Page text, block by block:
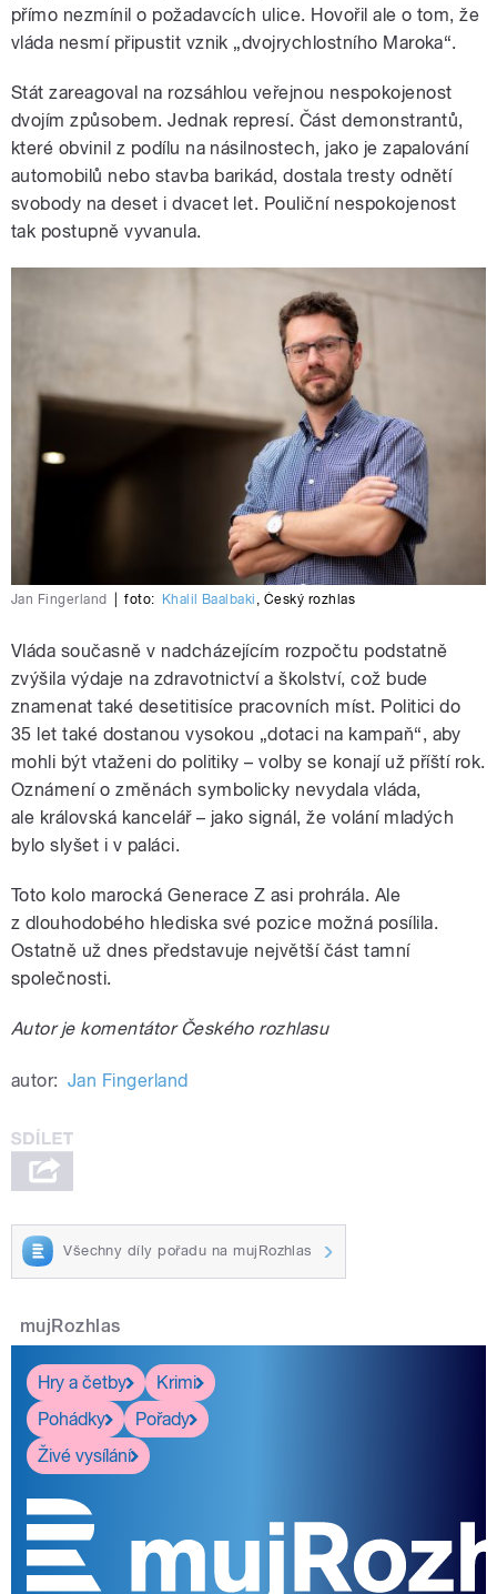
přímo nezmínil o požadavcích ulice. Hovořil ale o tom, že
vláda nesmí připustit vznik „dvojrychlostního Maroka“.
Stát zareagoval na rozsáhlou veřejnou nespokojenost
dvojím způsobem. Jednak represí. Část demonstrantů,
které obvinil z podílu na násilnostech, jako je zapalování
automobilů nebo stavba barikád, dostala tresty odnětí
svobody na deset i dvacet let. Pouliční nespokojenost
tak postupně vyvanula.
Jan Fingerland foto: Khalil Baalbaki Český rozhlas
Vláda současně v nadcházejícím rozpočtu podstatně
zvýšila výdaje na zdravotnictví a školství, což bude
znamenat také desetitisíce pracovních míst. Politici do
35 let také dostanou vysokou „dotaci na kampaň“, aby
mohli být vtaženi do politiky – volby se konají už příští rok.
Oznámení o změnách symbolicky nevydala vláda,
ale královská kancelář – jako signál, že volání mladých
bylo slyšet i v paláci.
Toto kolo marocká Generace Z asi prohrála. Ale
z dlouhodobého hlediska své pozice možná posílila.
Ostatně už dnes představuje největší část tamní
společnosti.
Autor je komentátor Českého rozhlasu
autor: Jan Fingerland
Všechny díly pořadu na mujRozhlas
mujRozhlas
Hry a četby
Krimi
Pohádky
Pořady
Živé vysílání